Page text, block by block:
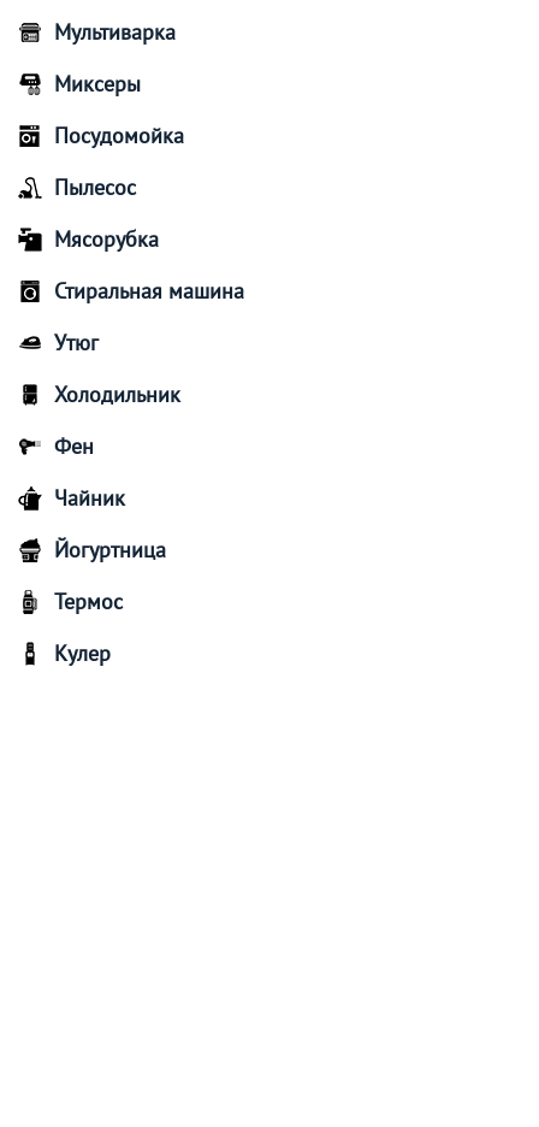
Мультиварка
Миксеры
Посудомойка
Пылесос
Мясорубка
Стиральная машина
Утюг
Холодильник
Фен
Чайник
Йогуртница
Термос
Кулер